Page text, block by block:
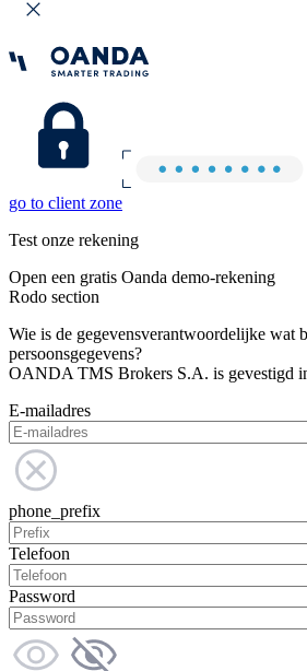
go to client zone
Test onze rekening
Open een gratis Oanda demo-rekening
Rodo section
Wie is de gegevensverantwoordelijke wat
persoonsgegevens?
OANDA TMS Brokers S.A. is gevestigd
E-mailadres
phone_prefix
Telefoon
Password